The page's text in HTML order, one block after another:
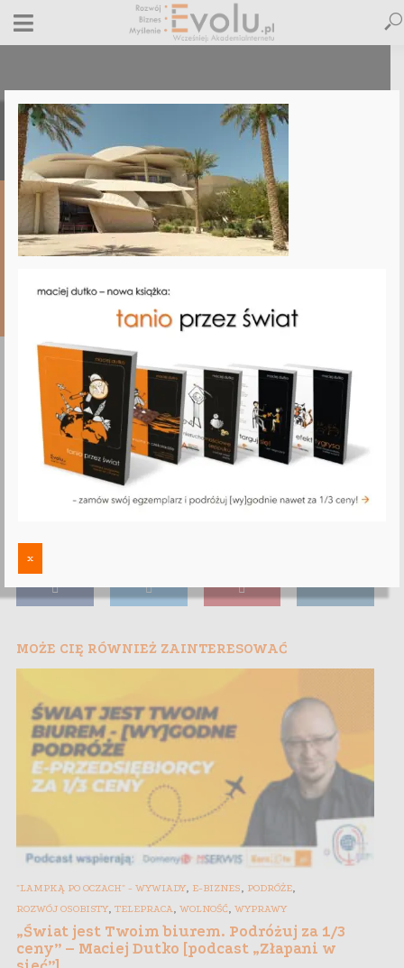
Qatar_Doha_Evolu_National_Museum_1
19 czerwca 2025 Dodaj komentarz Maciej Dutko 1 minut czytania
KOMENTARZ
MOŻE CIĘ RÓWNIEŻ ZAINTERESOWAĆ
"LAMPKĄ PO OCZACH" - WYWIADY, E-BIZNES, PODRÓŻE,
ROZWÓJ OSOBISTY, TELEPRACA, WOLNOŚĆ, WYPRAWY
„Świat jest Twoim biurem. Podróżuj za 1/3
ceny” – Maciej Dutko [podcast „Złapani w
x